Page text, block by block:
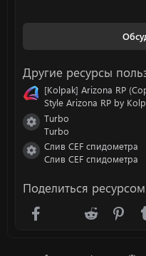
Другие ресурсы
[Kolpak] Arizona RP
Style Arizona RP by
Иконка ресурса
Turbo
Turbo
Иконка ресурса
Слив CEF спидометра
Слив CEF спидометра
Поделиться ресурсом
FacebookX (Twitter)
Reddit